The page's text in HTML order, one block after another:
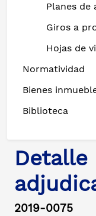
Planes de
Giros a
Hojas de
Normatividad
Bienes
Biblioteca
Detalle
2019-0075